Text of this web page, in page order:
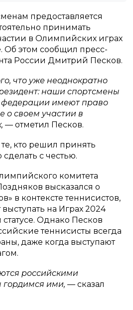
предоставляется
принимать
в Олимпийских играх
Об этом сообщил пресс-
России Дмитрий Песков.
что уже неоднократно
наши спортсмены
федерации имеют право
о своем участии в
— отметил Песков.
кто решил принять
с честью.
комитета
высказался о
в контексте теннисистов,
на Играх 2024
Однако Песков
теннисисты всегда
даже когда выступают
российскими
гордимся ими, — сказал